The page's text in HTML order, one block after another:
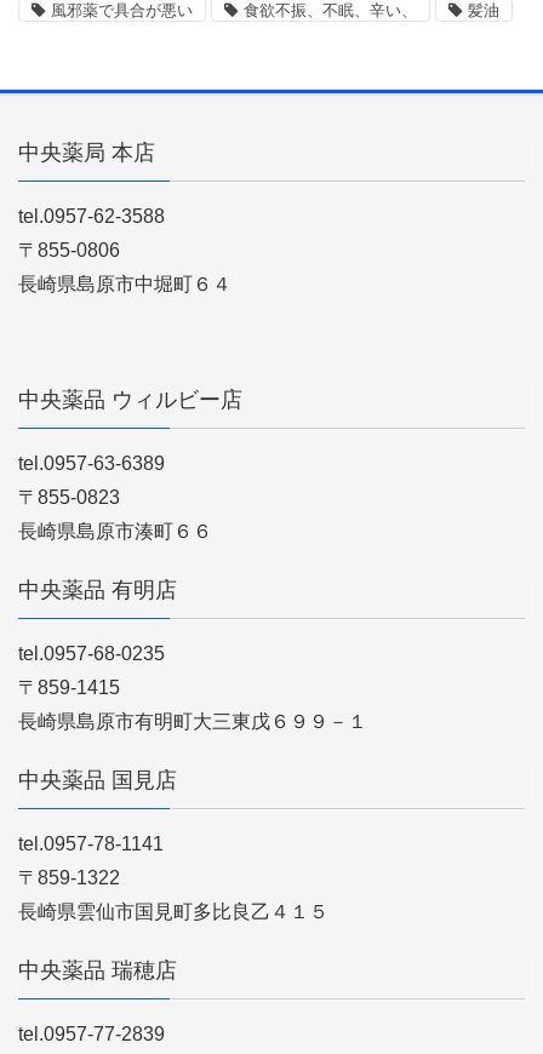
風邪薬で具合が悪い 食欲不振、不眠、辛い、 髪油
中央薬局 本店
tel.0957-62-3588
〒855-0806
長崎県島原市中堀町６４
中央薬品 ウィルビー店
tel.0957-63-6389
〒855-0823
長崎県島原市湊町６６
中央薬品 有明店
tel.0957-68-0235
〒859-1415
長崎県島原市有明町大三東戊６９９－１
中央薬品 国見店
tel.0957-78-1141
〒859-1322
長崎県雲仙市国見町多比良乙４１５
中央薬品 瑞穂店
tel.0957-77-2839